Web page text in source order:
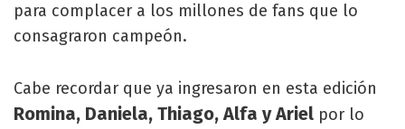
para complacer a los millones de fans que lo
consagraron campeón.
Cabe recordar que ya ingresaron en esta edición
Romina, Daniela, Thiago, Alfa y Ariel por lo